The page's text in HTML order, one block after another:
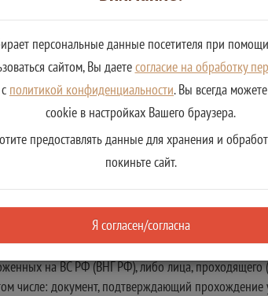
документы
Заявление подается в МФЦ по месту
заявителя (в случае, если документы
участника СВО статуса
на ВС РФ (ВНГ РФ), либо лица, проходящего
числе: документ, подтверждающий
персональные данные посетителя при
сайтом, Вы даетесогласие на обработку
политикой конфиденциальности. Вы всегда
cookie в настройках Вашего браузера.
предоставлять данные для хранения и
покиньте сайт.
Я согласен/согласна